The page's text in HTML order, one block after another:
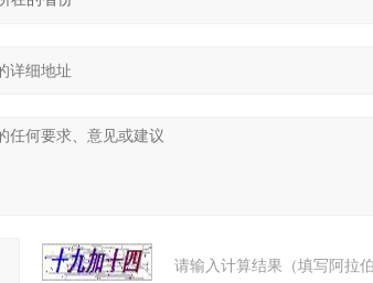
请输入计算结果（填写阿拉